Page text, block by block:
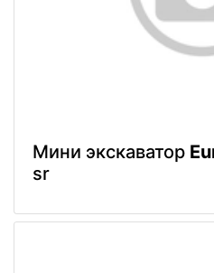
Мини экскаватор
sr